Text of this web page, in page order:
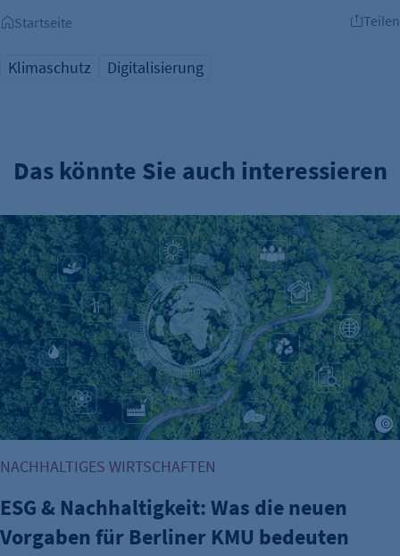
Startseite Teilen
Klimaschutz Digitalisierung
Das könnte Sie auch interessieren
ESG & Nachhaltigkeit: Was die neuen Vorgaben für
NACHHALTIGES WIRTSCHAFTEN
ESG & Nachhaltigkeit: Was die neuen
Vorgaben für Berliner KMU bedeuten